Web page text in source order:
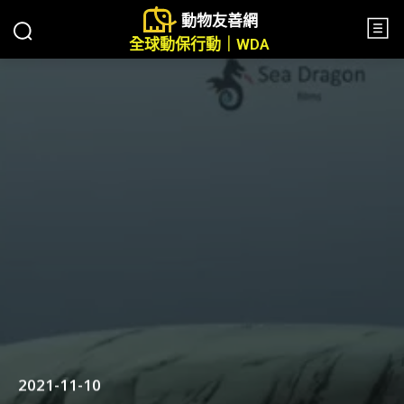
動物友善網
全球動保行動｜WDA
2021-11-10